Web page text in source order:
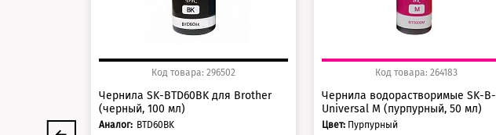
Код товара: 296502
Чернила SK-BTD60BK для Brother
(черный, 100 мл)
Аналог: BTD60BK
Код товара: 264183
Чернила водорастворимые SK-B-
Universal M (пурпурный, 50 мл)
Цвет: Пурпурный